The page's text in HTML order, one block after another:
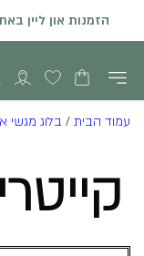
הזמנות און ליין
עמוד הבית / בלוג מגשי